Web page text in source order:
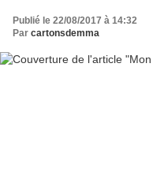
Publié le 22/08/2017 à 14:32
Par cartonsdemma